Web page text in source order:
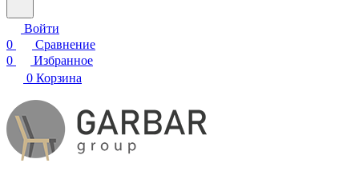
Войти
0
Сравнение
0
Избранное
0 Корзина